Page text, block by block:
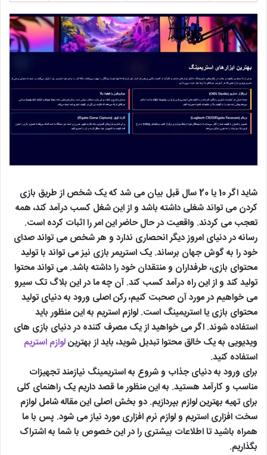
شاید اگر 10 یا 20 سال قبل بیان می شد که یک شخص از طریق بازی
کردن می تواند شغلی داشته باشد و از این شغل کسب درآمد کند، همه
تعجب می کردند. واقعیت در حال حاضر این امر را اثبات کرده است.
رسانه در دنیای امروز دیگر انحصاری ندارد و هر شخص می تواند صدای
خود را به گوش جهان برساند. یک استریمر بازی نیز می تواند با تولید
محتوای بازی، طرفداران و منتقدان خود را داشته باشد. می تواند محتوا
تولید کند و از این راه درآمد کسب کند. آن چه ما در این بلاگ تک سیرو
می خواهیم در مورد آن صحبت کنیم، رکن اصلی ورود به دنیای تولید
محتوای بازی یا استریمینگ است. لوازم استریم به این منظور باید
استفاده شوند. اگر می خواهید از یک مصرف کننده در دنیای بازی های
ویدیویی به یک خالق محتوا تبدیل شوید، باید از بهترینلوازم استریم
استفاده کنید.
برای ورود به دنیای جذاب و شروع به استریمینگ نیازمند تجهیزات
مناسب و کارآمد هستید. به این منظور ما قصد داریم یک راهنمای کلی
برای تهیه بهترین لوازم بپردازیم. دو بخش اصلی این مقاله شامل لوازم
سخت افزاری استریم و لوازم نرم افزاری مورد نیاز می شود. پس با ما
همراه باشید تا اطلاعات بیشتری را در این خصوص با شما به اشتراک
بگذاریم.